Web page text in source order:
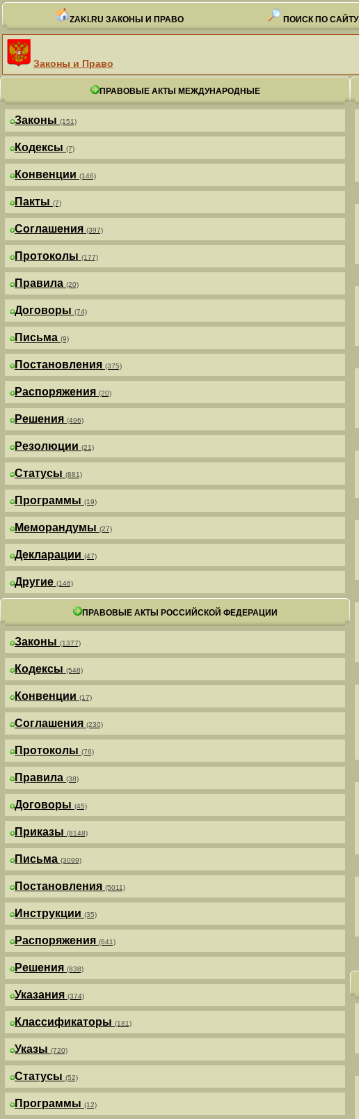
ZAKI.RU ЗАКОНЫ И ПРАВО ПОИСК ПО САЙТУ
Законы и Право
ПРАВОВЫЕ АКТЫ МЕЖДУНАРОДНЫЕ
Законы (151)
Кодексы (7)
Конвенции (146)
Пакты (7)
Соглашения (397)
Протоколы (177)
Правила (20)
Договоры (74)
Письма (9)
Постановления (375)
Распоряжения (20)
Решения (496)
Резолюции (21)
Статусы (881)
Программы (19)
Меморандумы (27)
Декларации (47)
Другие (146)
ПРАВОВЫЕ АКТЫ РОССИЙСКОЙ ФЕДЕРАЦИИ
Законы (1377)
Кодексы (548)
Конвенции (17)
Соглашения (230)
Протоколы (76)
Правила (38)
Договоры (45)
Приказы (8148)
Письма (3099)
Постановления (5011)
Инструкции (35)
Распоряжения (641)
Решения (838)
Указания (374)
Классификаторы (181)
Указы (720)
Статусы (52)
Программы (12)